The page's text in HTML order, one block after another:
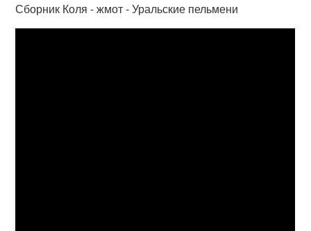
Сборник Коля - жмот - Уральские пельмени